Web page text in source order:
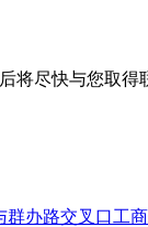
将尽快与您取得
办路交叉口工商